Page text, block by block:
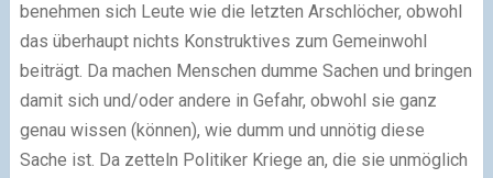
benehmen sich Leute wie die letzten Arschlöcher, obwohl
das überhaupt nichts Konstruktives zum Gemeinwohl
beiträgt. Da machen Menschen dumme Sachen und bringen
damit sich und/oder andere in Gefahr, obwohl sie ganz
genau wissen (können), wie dumm und unnötig diese
Sache ist. Da zetteln Politiker Kriege an, die sie unmöglich